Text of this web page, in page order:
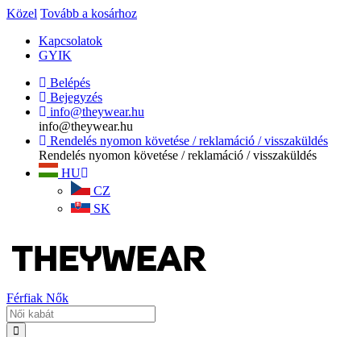
Közel Tovább a kosárhoz
Kapcsolatok
GYIK
Belépés
Bejegyzés
info@theywear.hu
info@theywear.hu
Rendelés nyomon követése / reklamáció / visszaküldés
Rendelés nyomon követése / reklamáció / visszaküldés
HU
CZ
SK
Férfiak Nők